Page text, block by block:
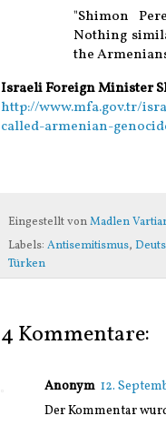
"Shimon
Nothing
the
Israeli Foreign Minister
http://www.mfa.gov.tr/
called-armenian-
Eingestellt vonMadlen
Labels: Antisemitismus,
Türken
4 Kommentare:
Anonym 12.
Der Kommentar